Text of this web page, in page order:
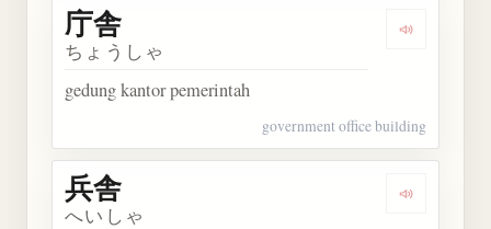
Dengarkan
庁舎
ちょうしゃ
gedung kantor pemerintah
government office building
Dengarkan
兵舎
へいしゃ